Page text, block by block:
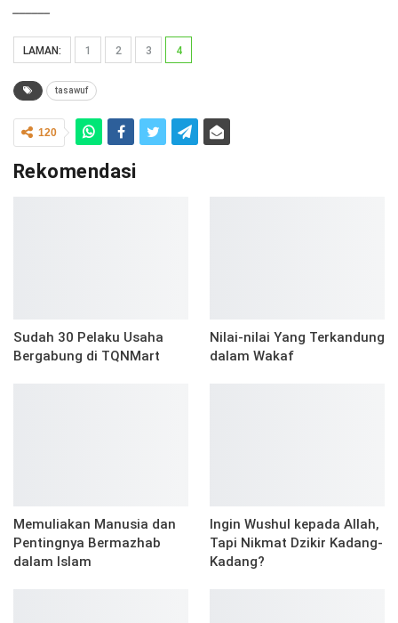
LAMAN: 1 2 3 4
tasawuf
120
Rekomendasi
Sudah 30 Pelaku Usaha
Bergabung di TQNMart
Nilai-nilai Yang Terkandung
dalam Wakaf
Memuliakan Manusia dan
Pentingnya Bermazhab
dalam Islam
Ingin Wushul kepada Allah,
Tapi Nikmat Dzikir Kadang-
Kadang?